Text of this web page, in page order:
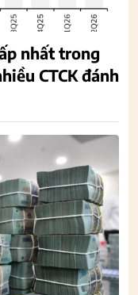
nhất trong
CTCK đánh